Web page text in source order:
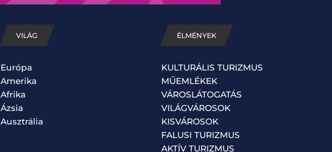
VILÁG
Európa
Amerika
Afrika
Ázsia
Ausztrália
ÉLMÉNYEK
KULTURÁLIS TURIZMUS
MŰEMLÉKEK
VÁROSLÁTOGATÁS
VILÁGVÁROSOK
KISVÁROSOK
FALUSI TURIZMUS
AKTÍV TURIZMUS